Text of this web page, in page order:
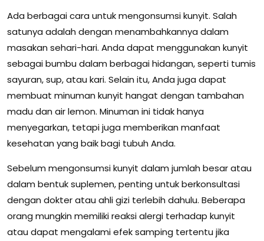
Ada berbagai cara untuk mengonsumsi kunyit. Salah
satunya adalah dengan menambahkannya dalam
masakan sehari-hari. Anda dapat menggunakan kunyit
sebagai bumbu dalam berbagai hidangan, seperti tumis
sayuran, sup, atau kari. Selain itu, Anda juga dapat
membuat minuman kunyit hangat dengan tambahan
madu dan air lemon. Minuman ini tidak hanya
menyegarkan, tetapi juga memberikan manfaat
kesehatan yang baik bagi tubuh Anda.
Sebelum mengonsumsi kunyit dalam jumlah besar atau
dalam bentuk suplemen, penting untuk berkonsultasi
dengan dokter atau ahli gizi terlebih dahulu. Beberapa
orang mungkin memiliki reaksi alergi terhadap kunyit
atau dapat mengalami efek samping tertentu jika